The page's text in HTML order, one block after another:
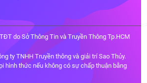
do Sở Thông Tin và Truyền Thông Tp.HCM
ty TNHH Truyền thông và giải trí Sao Thủy.
hình thức nếu không có sự chấp thuận bằng